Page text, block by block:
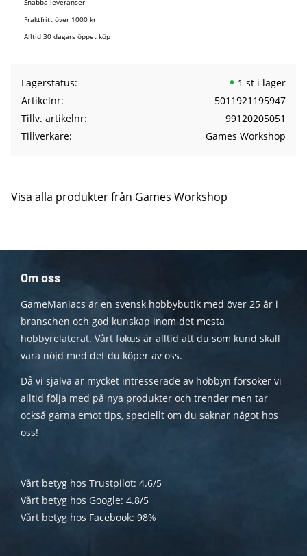
Snabba leveranser
Fraktfritt över 1000 kr
Alltid 30 dagars öppet köp
Lagerstatus
1 st i lager
Artikelnr
5011921195947
Tillv. artikelnr
99120205051
Tillverkare
Games Workshop
Visa alla produkter från Games Workshop
Om oss
GameManiacs är en svensk hobbybutik med över 25 år i
branschen och god kunskap inom det mesta
hobbyrelaterat. Vårt fokus är alltid att du som kund skall
vara nöjd med det du köper av oss.
Då vi själva är mycket intresserade av hobbyn försöker vi
alltid följa med på nya produkter och trender men tar
också gärna emot tips, speciellt om du saknar något hos
oss!
Vårt betyg hos Trustpilot: 4.6/5
Vårt betyg hos Google: 4.8/5
Vårt betyg hos Facebook: 98%